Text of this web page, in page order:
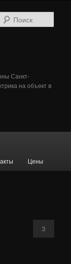
Санкт-
на объект в
Цены
3